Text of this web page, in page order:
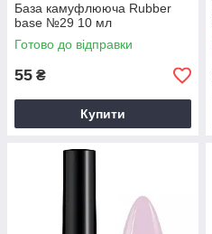
База камуфлююча Rubber
base №29 10 мл
Готово до відправки
55 ₴
Купити